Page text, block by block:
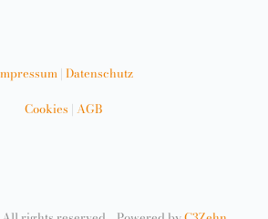
| Datenschutz
Cookies | AGB